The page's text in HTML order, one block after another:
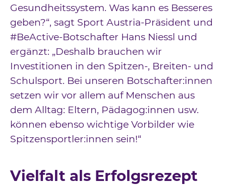
Gesundheitssystem. Was kann es Besseres
geben?“, sagt Sport Austria-Präsident und
#BeActive-Botschafter Hans Niessl und
ergänzt: „Deshalb brauchen wir
Investitionen in den Spitzen-, Breiten- und
Schulsport. Bei unseren Botschafter:innen
setzen wir vor allem auf Menschen aus
dem Alltag: Eltern, Pädagog:innen usw.
können ebenso wichtige Vorbilder wie
Spitzensportler:innen sein!“
Vielfalt als Erfolgsrezept